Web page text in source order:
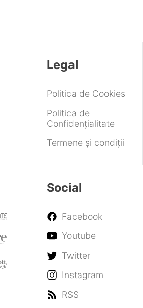
Legal
Politica de Cookies
Politica de
Confidențialitate
Termene și condiții
Social
Facebook
Youtube
Twitter
Instagram
RSS